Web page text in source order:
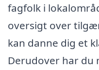
fagfolk i
oversigt over
kan danne dig et
Derudover har du